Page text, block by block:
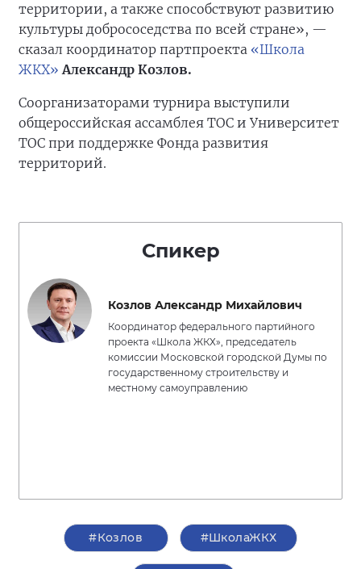
территории, а также способствуют развитию
культуры добрососедства по всей стране», —
сказал координатор партпроекта «Школа
ЖКХ» Александр Козлов.
Соорганизаторами турнира выступили
общероссийская ассамблея ТОС и Университет
ТОС при поддержке Фонда развития
территорий.
Спикер
Козлов Александр Михайлович
Координатор федерального партийного
проекта «Школа ЖКХ», председатель
комиссии Московской городской Думы по
государственному строительству и
местному самоуправлению
#Козлов #ШколаЖКХ